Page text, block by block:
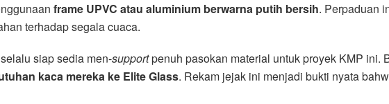
frame UPVC atau aluminium berwarna putih bersih. Perpaduan
terhadap segala cuaca.
siap sedia men-supportpenuh pasokan material untuk proyek KMP ini.
kaca mereka ke Elite Glass. Rekam jejak ini menjadi bukti nyata